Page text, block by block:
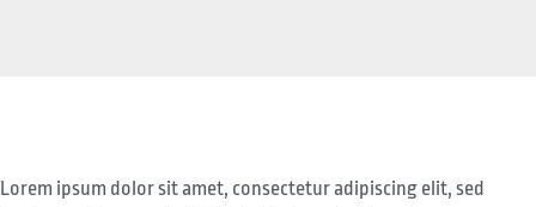
Lorem ipsum dolor sit amet, consectetur adipiscing elit, sed